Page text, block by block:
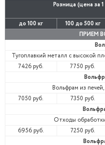
Розница (цена за 1
до 100 кг
100 до 500 кг
ПРИЕМ
Тугоплавкий металл с высокой
7426 руб.
7750 руб.
Вольфрам из
7050 руб.
7350 руб.
Отходы
6956 руб.
7250 руб.